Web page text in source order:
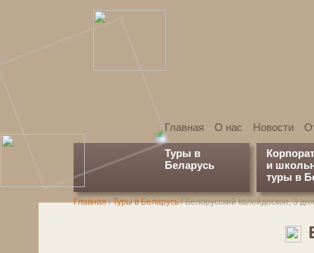
Главная О нас Новости
Туры в
Беларусь
и
туры в
Главная/Туры в Беларусь/Белорусский калейдоскоп, 3 дня